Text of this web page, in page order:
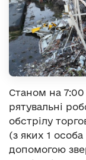
Станом на
рятувальні
обстрілу
(з яких 1
допомогою